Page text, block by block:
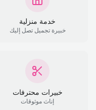
خدمة منزلية
خبيرة تجميل تصل إليك
خبيرات محترفات
إناث موثوقات